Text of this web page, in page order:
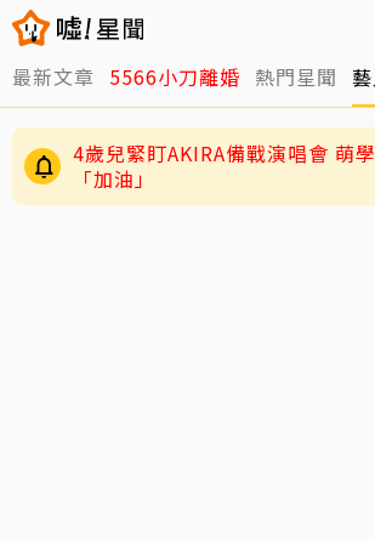
最新文章 5566小刀離婚 熱門星聞
29歲男偶像「寵粉」誤觸法遭警
呼籲遵守法規